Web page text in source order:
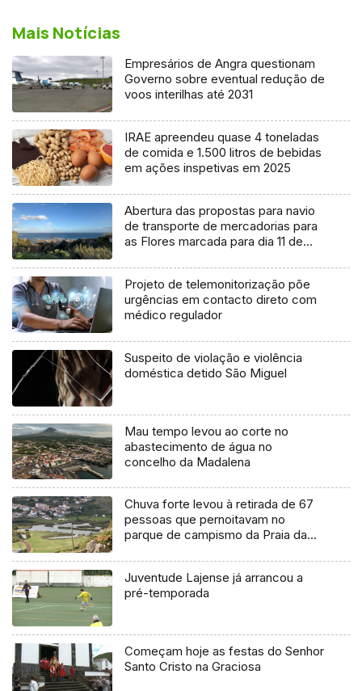
Mais Notícias
Empresários de Angra questionam
Governo sobre eventual redução de
voos interilhas até 2031
IRAE apreendeu quase 4 toneladas
de comida e 1.500 litros de bebidas
em ações inspetivas em 2025
Abertura das propostas para navio
de transporte de mercadorias para
as Flores marcada para dia 11 de
Projeto de telemonitorização põe
urgências em contacto direto com
médico regulador
Suspeito de violação e violência
doméstica detido São Miguel
Mau tempo levou ao corte no
abastecimento de água no
concelho da Madalena
Chuva forte levou à retirada de 67
pessoas que pernoitavam no
parque de campismo da Praia da
Juventude Lajense já arrancou a
pré-temporada
Começam hoje as festas do Senhor
Santo Cristo na Graciosa